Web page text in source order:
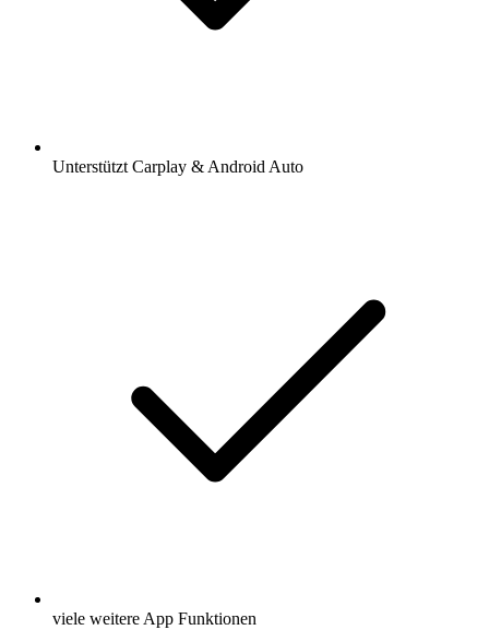
Unterstützt Carplay & Android Auto
viele weitere App Funktionen